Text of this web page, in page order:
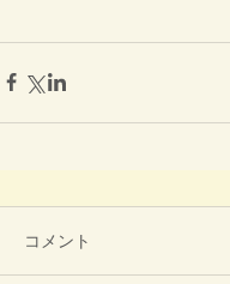
コメント